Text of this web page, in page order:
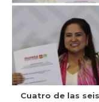
Cuatro de las